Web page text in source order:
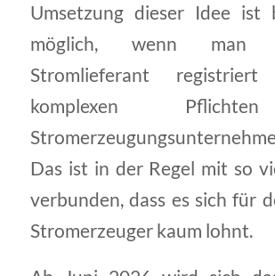
Umsetzung dieser Idee ist
möglich, wenn man
Stromlieferant
komplexen
Das ist in der Regel mit so
verbunden, dass es sich für
Stromerzeuger kaum lohnt.